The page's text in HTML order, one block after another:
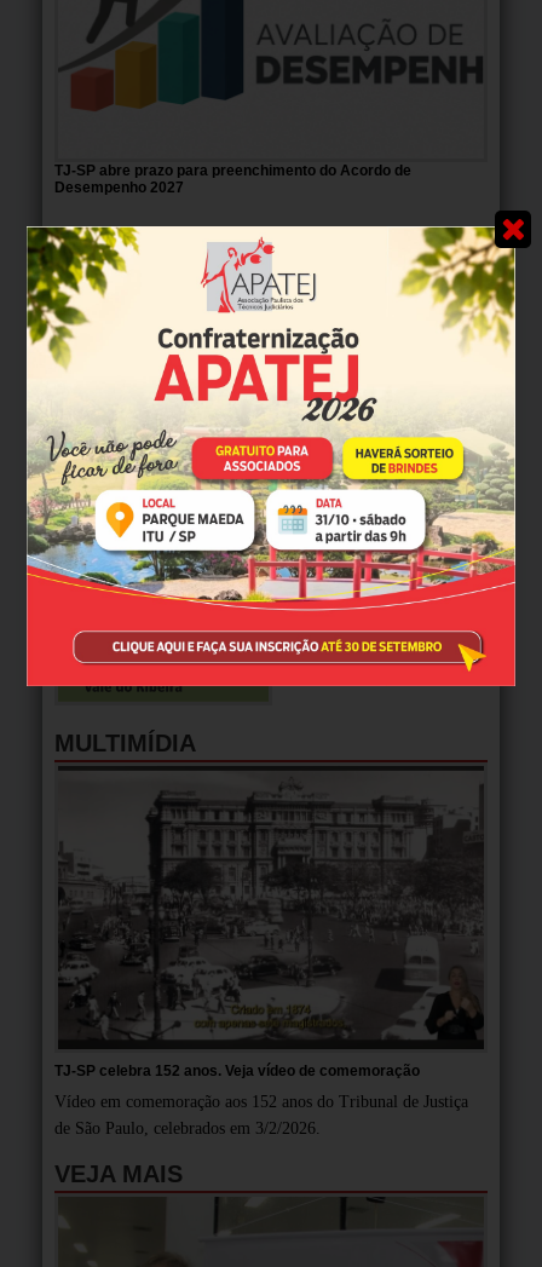
TJ-SP abre prazo para preenchimento do Acordo de
Desempenho 2027
MAIS NOTÍCIAS
MULTIMÍDIA
TJ-SP celebra 152 anos. Veja vídeo de comemoração
Vídeo em comemoração aos 152 anos do Tribunal de Justiça
de São Paulo, celebrados em 3/2/2026.
VEJA MAIS